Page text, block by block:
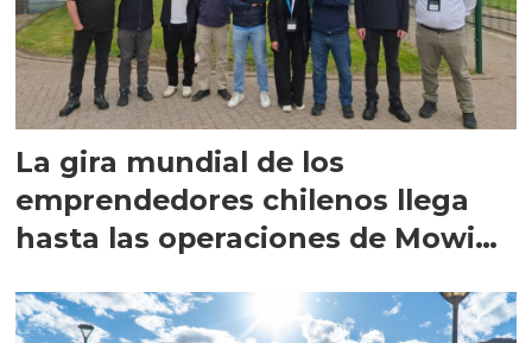
La gira mundial de los
emprendedores chilenos llega
hasta las operaciones de Mowi